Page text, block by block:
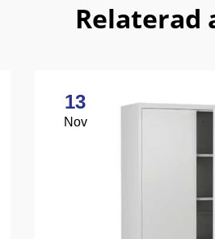
Relaterad
13
Nov